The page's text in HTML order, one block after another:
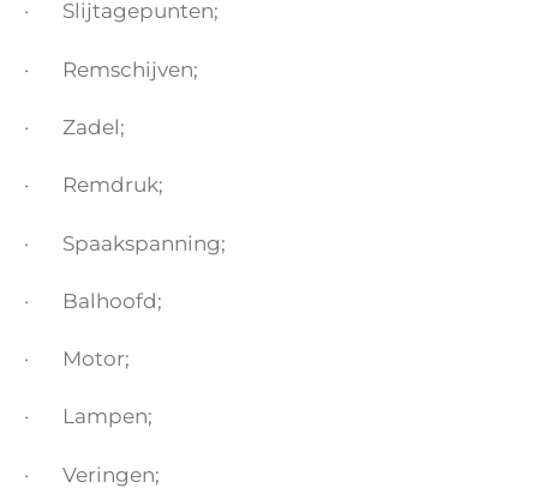
· Slijtagepunten;
· Remschijven;
· Zadel;
· Remdruk;
· Spaakspanning;
· Balhoofd;
· Motor;
· Lampen;
· Veringen;